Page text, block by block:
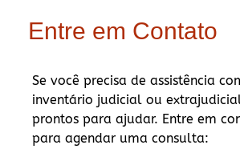
Entre em Contato
Se você precisa de assistência
inventário judicial ou
prontos para ajudar. Entre em
para agendar uma consulta: